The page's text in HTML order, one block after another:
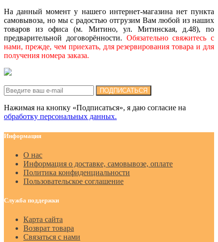
На данный момент у нашего интернет-магазина нет пункта
самовывоза, но мы с радостью отгрузим Вам любой из наших
товаров из офиса (м. Митино, ул. Митинская, д.48), по
предварительной договорённости. Обязательно свяжитесь с
нами, прежде, чем приехать, для резервирования товара и для
получения номера заказа.
ПОДПИСАТЬСЯ
Нажимая на кнопку «Подписаться», я даю cогласие на
обработку персональных данных.
Информация
О нас
Информация о доставке, самовывозе, оплате
Политика конфиденциальности
Пользовательское соглашение
Служба поддержки
Карта сайта
Возврат товара
Связаться с нами